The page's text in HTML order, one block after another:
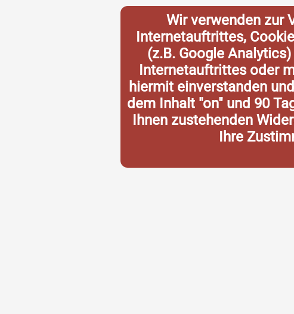
Wir verwenden zur
Internetauftrittes,
(z.B. Google
Internetauftrittes oder
hiermit einverstanden
dem Inhalt "on" und 90
Ihnen zustehenden
Ihre